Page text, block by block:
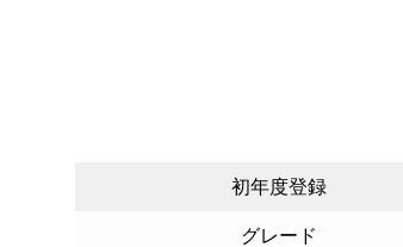
初年度登録
グレード